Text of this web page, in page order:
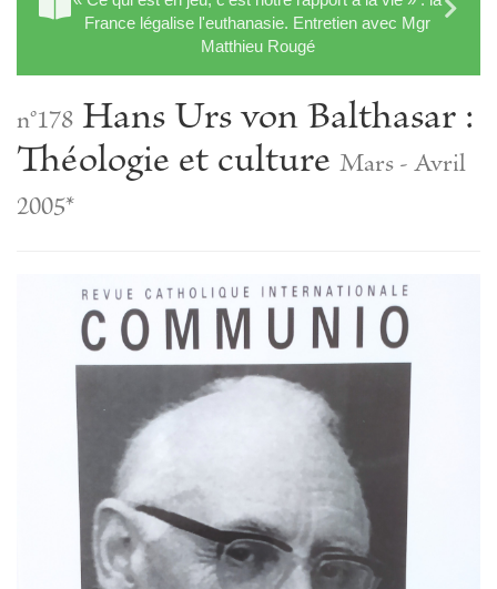
France légalise l'euthanasie. Entretien avec Mgr
Matthieu Rougé
n°178 Hans Urs von Balthasar :
Théologie et culture Mars - Avril
2005*